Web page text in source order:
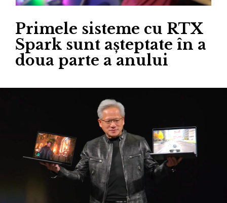
Primele sisteme cu RTX
Spark sunt așteptate în a
doua parte a anului